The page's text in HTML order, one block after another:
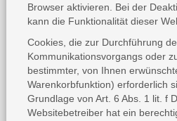
Browser aktivieren. Bei der
kann die Funktionalität dieser
Cookies, die zur Durchführung
Kommunikationsvorgangs oder
bestimmter, von Ihnen
Warenkorbfunktion) erforderlich
Grundlage von Art. 6 Abs. 1 lit. f
Websitebetreiber hat ein